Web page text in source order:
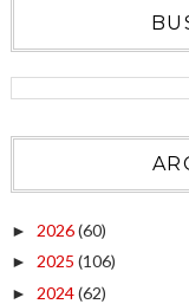
► 2026(60)
► 2025 (106)
► 2024(62)